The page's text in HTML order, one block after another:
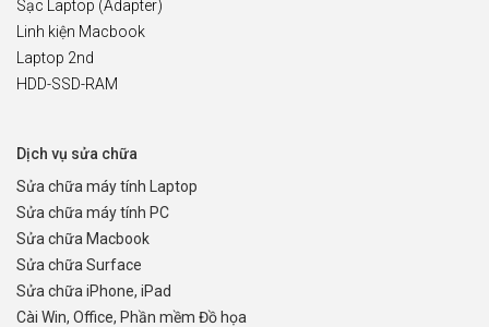
Sạc Laptop (Adapter)
Linh kiện Macbook
Laptop 2nd
HDD-SSD-RAM
Dịch vụ sửa chữa
Sửa chữa máy tính Laptop
Sửa chữa máy tính PC
Sửa chữa Macbook
Sửa chữa Surface
Sửa chữa iPhone, iPad
Cài Win, Office, Phần mềm Đồ họa